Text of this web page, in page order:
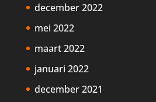
december 2022
mei 2022
maart 2022
januari 2022
december 2021